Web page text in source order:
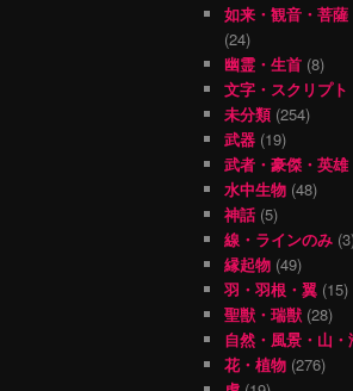
如来・観音・菩
(24)
幽霊・生首 (8)
文字・スクリプ
未分類(254)
武器 (19)
武者・豪傑・英雄
水中生物 (48)
神話 (5)
線・ラインのみ
縁起物 (49)
羽・羽根・翼 (15)
聖獣・瑞獣 (28)
自然・風景・山・
花・植物 (276)